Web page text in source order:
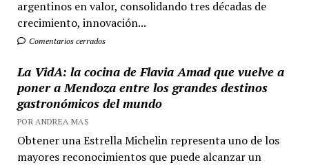
argentinos en valor, consolidando tres décadas de
crecimiento, innovación...
Comentarios cerrados
La VidA: la cocina de Flavia Amad que vuelve a
poner a Mendoza entre los grandes destinos
gastronómicos del mundo
POR ANDREA MAS
Obtener una Estrella Michelin representa uno de los
mayores reconocimientos que puede alcanzar un